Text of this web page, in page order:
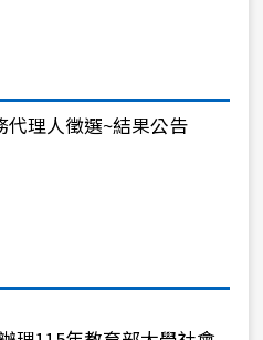
代理人徵選~結果公告